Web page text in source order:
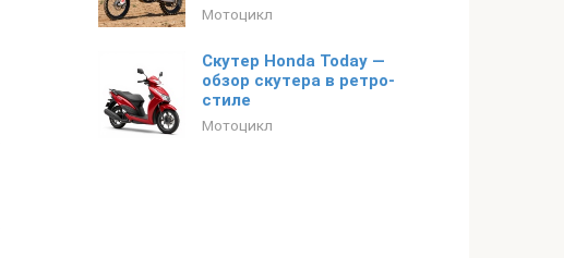
Мотоцикл
Скутер Honda Today —
обзор скутера в ретро-
стиле
Мотоцикл